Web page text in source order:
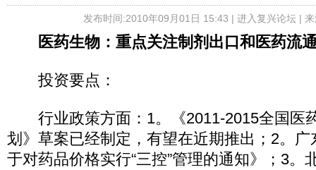
发布时间:2010年09月01日 15:43 | 进入复兴论坛| 来
医药生物：重点关注制剂出口和医药流
投资要点：
行业政策方面：1。《2011-2015全国医
划》草案已经制定，有望在近期推出；2。
于对药品价格实行“三控”管理的通知》；3。